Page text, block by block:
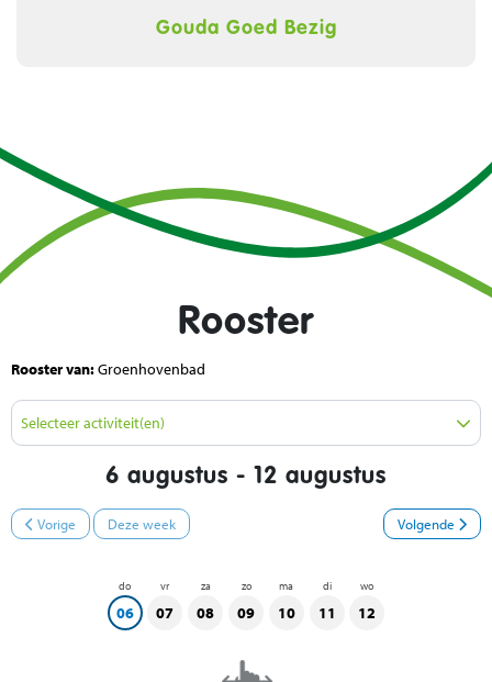
Gouda Goed Bezig
Rooster
Rooster van:Groenhovenbad
Selecteer activiteit(en)
6 augustus - 12 augustus
Vorige Deze week Volgende
do
06
vr
07
za
08
zo
09
ma
10
di
11
wo
12